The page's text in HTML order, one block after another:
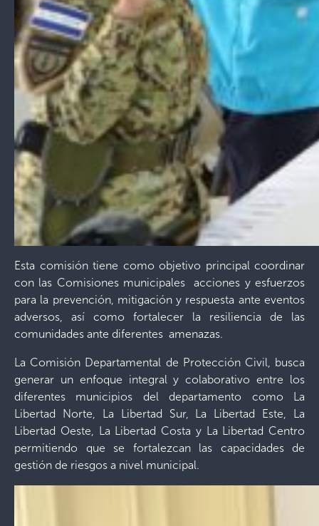
Esta comisión tiene como objetivo principal coordinar
con las Comisiones municipales acciones y esfuerzos
para la prevención, mitigación y respuesta ante eventos
adversos, así como fortalecer la resiliencia de las
comunidades ante diferentes amenazas.
La Comisión Departamental de Protección Civil, busca
generar un enfoque integral y colaborativo entre los
diferentes municipios del departamento como La
Libertad Norte, La Libertad Sur, La Libertad Este, La
Libertad Oeste, La Libertad Costa y La Libertad Centro
permitiendo que se fortalezcan las capacidades de
gestión de riesgos a nivel municipal.